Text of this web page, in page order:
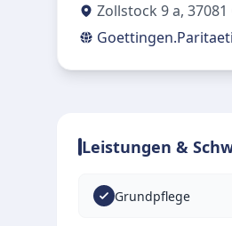
Zollstock 9 a, 37081
Leistungen &
Grundpflege